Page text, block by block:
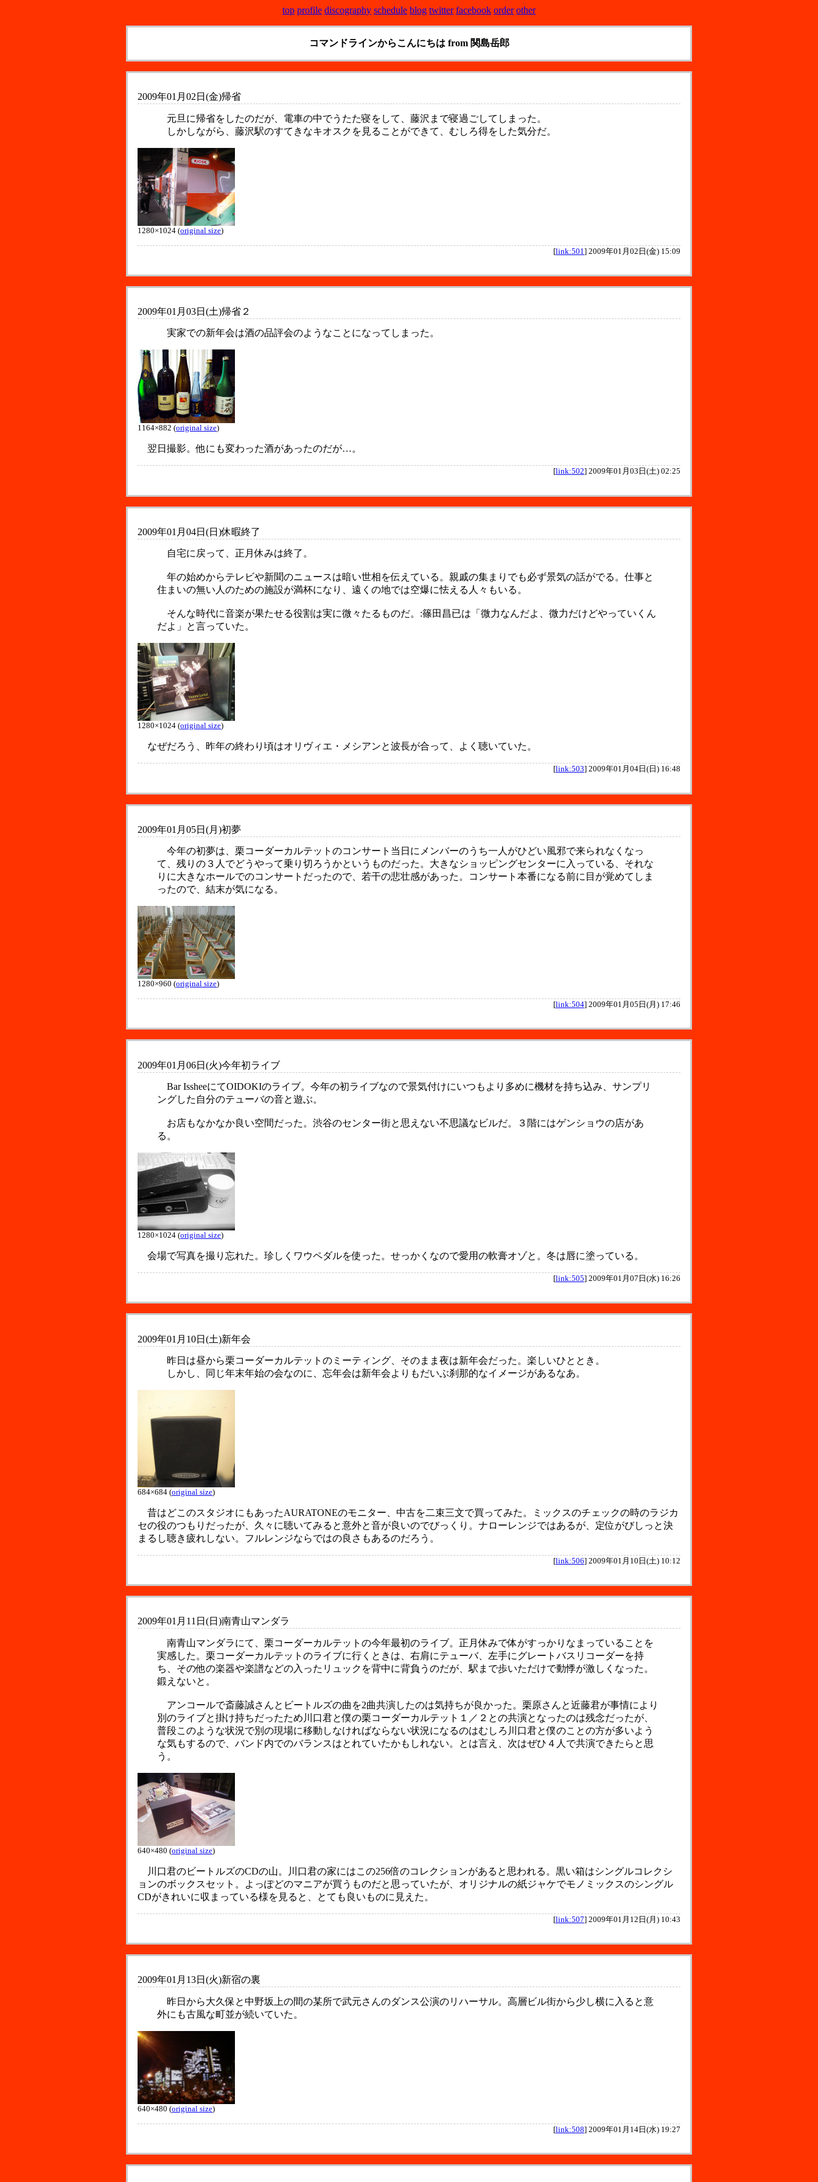
top profile discography schedule blog twitter facebook order other
コマンドラインからこんにちは from 関島岳郎
2009年01月02日(金)帰省
元旦に帰省をしたのだが、電車の中でうたた寝をして、藤沢まで寝過ごしてしまった。
しかしながら、藤沢駅のすてきなキオスクを見ることができて、むしろ得をした気分だ。
1280×1024 (original size)
[link:501 ] 2009年01月02日(金) 15:09
2009年01月03日(土)帰省２
実家での新年会は酒の品評会のようなことになってしまった。
1164×882 (original size)
翌日撮影。他にも変わった酒があったのだが…。
[link:502] 2009年01月03日(土) 02:25
2009年01月04日(日)休暇終了
自宅に戻って、正月休みは終了。
年の始めからテレビや新聞のニュースは暗い世相を伝えている。親戚の集まりでも必ず景気の話がでる。仕事と
住まいの無い人のための施設が満杯になり、遠くの地では空爆に怯える人々もいる。
そんな時代に音楽が果たせる役割は実に微々たるものだ。:篠田昌已は「微力なんだよ、微力だけどやっていくん
だよ」と言っていた。
1280×1024 (original size)
なぜだろう、昨年の終わり頃はオリヴィエ・メシアンと波長が合って、よく聴いていた。
[link:503] 2009年01月04日(日) 16:48
2009年01月05日(月)初夢
今年の初夢は、栗コーダーカルテットのコンサート当日にメンバーのうち一人がひどい風邪で来られなくなっ
て、残りの３人でどうやって乗り切ろうかというものだった。大きなショッピングセンターに入っている、それな
りに大きなホールでのコンサートだったので、若干の悲壮感があった。コンサート本番になる前に目が覚めてしま
ったので、結末が気になる。
1280×960 (original size)
[link:504] 2009年01月05日(月) 17:46
2009年01月06日(火)今年初ライブ
Bar IssheeにてOIDOKIのライブ。今年の初ライブなので景気付けにいつもより多めに機材を持ち込み、サンプリ
ングした自分のテューバの音と遊ぶ。
お店もなかなか良い空間だった。渋谷のセンター街と思えない不思議なビルだ。３階にはゲンショウの店があ
る。
1280×1024 (original size)
会場で写真を撮り忘れた。珍しくワウペダルを使った。せっかくなので愛用の軟膏オゾと。冬は唇に塗っている。
[link:505] 2009年01月07日(水) 16:26
2009年01月10日(土)新年会
昨日は昼から栗コーダーカルテットのミーティング、そのまま夜は新年会だった。楽しいひととき。
しかし、同じ年末年始の会なのに、忘年会は新年会よりもだいぶ刹那的なイメージがあるなあ。
684×684 (original size)
昔はどこのスタジオにもあったAURATONEのモニター、中古を二束三文で買ってみた。ミックスのチェックの時のラジカ
セの役のつもりだったが、久々に聴いてみると意外と音が良いのでびっくり。ナローレンジではあるが、定位がびしっと決
まるし聴き疲れしない。フルレンジならではの良さもあるのだろう。
[link:506] 2009年01月10日(土) 10:12
2009年01月11日(日)南青山マンダラ
南青山マンダラにて、栗コーダーカルテットの今年最初のライブ。正月休みで体がすっかりなまっていることを
実感した。栗コーダーカルテットのライブに行くときは、右肩にテューバ、左手にグレートバスリコーダーを持
ち、その他の楽器や楽譜などの入ったリュックを背中に背負うのだが、駅まで歩いただけで動悸が激しくなった。
鍛えないと。
アンコールで斎藤誠さんとビートルズの曲を2曲共演したのは気持ちが良かった。栗原さんと近藤君が事情により
別のライブと掛け持ちだったため川口君と僕の栗コーダーカルテット１／２との共演となったのは残念だったが、
普段このような状況で別の現場に移動しなければならない状況になるのはむしろ川口君と僕のことの方が多いよう
な気もするので、バンド内でのバランスはとれていたかもしれない。とは言え、次はぜひ４人で共演できたらと思
う。
640×480 (original size)
川口君のビートルズのCDの山。川口君の家にはこの256倍のコレクションがあると思われる。黒い箱はシングルコレクシ
ョンのボックスセット。よっぽどのマニアが買うものだと思っていたが、オリジナルの紙ジャケでモノミックスのシングル
CDがきれいに収まっている様を見ると、とても良いものに見えた。
[link:507] 2009年01月12日(月) 10:43
2009年01月13日(火)新宿の裏
昨日から大久保と中野坂上の間の某所で武元さんのダンス公演のリハーサル。高層ビル街から少し横に入ると意
外にも古風な町並が続いていた。
640×480 (original size)
[link:508] 2009年01月14日(水) 19:27